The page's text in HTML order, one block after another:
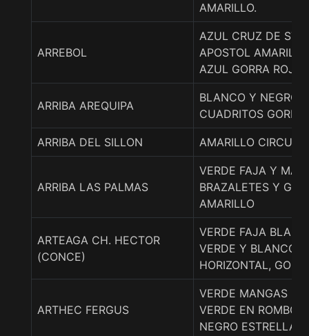
AMARILLO.
ARREBOL
AZUL CRUZ DE
APOSTOL
AZUL GORRA ROJO
ARRIBA AREQUIPA
BLANCO Y NEGRO A
CUADRITOS GORRA
ARRIBA DEL SILLON AMARILLO
ARRIBA LAS PALMAS
VERDE FAJA Y
BRAZALETES Y
AMARILLO
ARTEAGA CH. HECTOR
(CONCE)
VERDE FAJA
VERDE Y BLANCO
HORIZONTAL,
ARTHEC FERGUS
VERDE MANGAS
VERDE EN
NEGRO ESTRELLA